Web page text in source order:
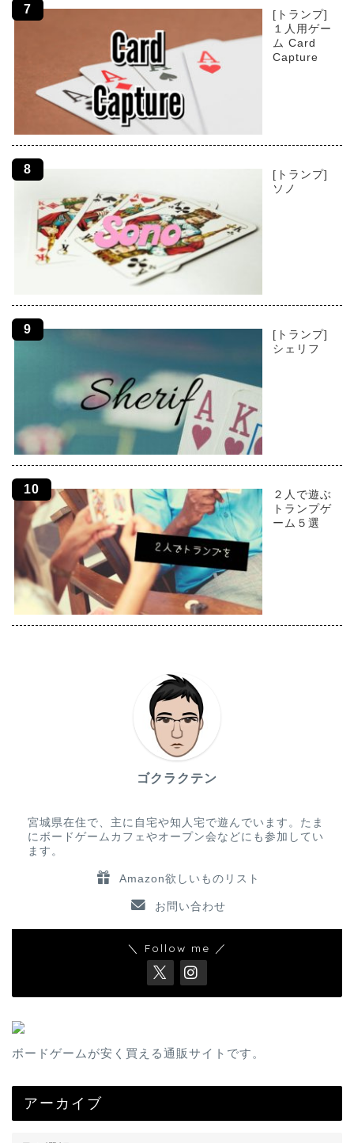
[トランプ]
１人用ゲー
ム Card
Capture
[トランプ]
ソノ
[トランプ]
シェリフ
２人で遊ぶ
トランプゲ
ーム５選
ゴクラクテン
宮城県在住で、主に自宅や知人宅で遊んでいます。たま
にボードゲームカフェやオープン会などにも参加してい
ます。
Amazon欲しいものリスト
お問い合わせ
＼ Follow me ／
ボードゲームが安く買える通販サイトです。
アーカイブ